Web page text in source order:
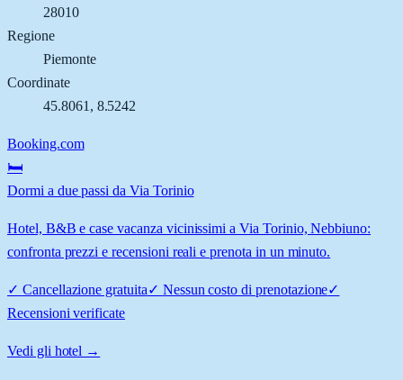
28010
Regione
Piemonte
Coordinate
45.8061 , 8.5242
Booking.com
🛏️
Dormi a due passi da Via Torinio
Hotel, B&B e case vacanza vicinissimi a Via Torinio, Nebbiuno:
confronta prezzi e recensioni reali e prenota in un minuto.
✓ Cancellazione gratuita✓ Nessun costo di prenotazione✓
Recensioni verificate
Vedi gli hotel →